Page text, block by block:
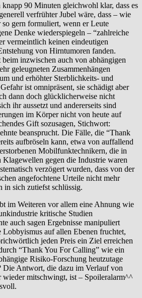
90 Minuten gleichwohl klar, dass es
verfrühter Jubel wäre, dass – wie
so gern formuliert, wenn er Leute
Denke wiederspiegeln – “zahlreiche
vermeintlich keinen eindeutigen
von Hirntumoren fanden.
beim inzwischen auch von abhängigen
geleugneten Zusammenhängen
und erhöhter Sterblichkeits- und
ist omnipräsent, sie schädigt aber
dann doch glücklicherweise nicht
ihr aussetzt und andererseits sind
im Körper nicht von heute auf
Gift sozusagen, Stichwort:
beansprucht. Die Fälle, die “Thank
aufbröseln kann, etwa von auffallend
Mobilfunktechnikern, die in
Klagewellen gegen die Industrie waren
verzögert wurden, dass von der
angefochtene Urteile nicht mehr
in sich zutiefst schlüssig.
im Weiteren vor allem eine Ahnung wie
kritische Studien
auch sagen Ergebnisse manipuliert
auf allen Ebenen fruchtet,
jeden Preis ein Ziel erreichen
“Thank You For Calling” wie ein
Risiko-Forschung heutzutage
Die Antwort, die dazu im Verlauf von
mitschwingt, ist – Spoileralarm^^